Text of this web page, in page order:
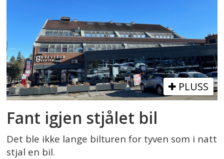
PLUSS
Fant igjen stjålet bil
Det ble ikke lange bilturen for tyven som i natt
stjal en bil.